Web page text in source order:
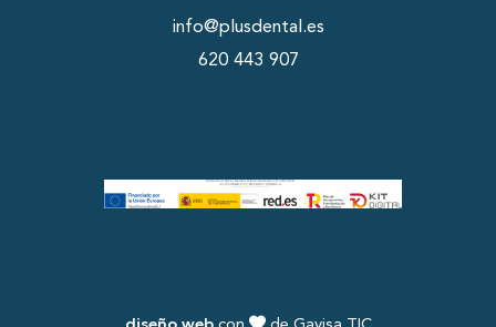
info@plusdental.es
620 443 907